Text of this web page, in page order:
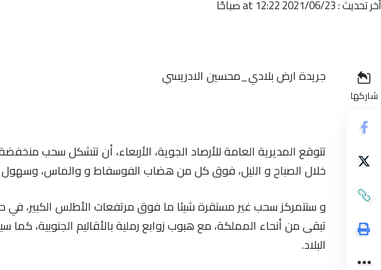
أخر تحديث : 2021/06/23 at 12:22 صباحًا
شاركها
جريدة ارض بلادي_محسين الادريسي
تتوقع المديرية العامة للأرصاد الجوية، الأربعاء، أن تتشكل سحب
خلال الصباح و الليل، فوق كل من هضاب الفوسفاط و والماس، وسهول
و ستتمركز سحب غير مستقرة شيئا ما فوق مرتفعات الأطلس الكبير،
تبقى من أنحاء المملكة، مع هبوب زوابع رملية بالأقاليم الجنوبية،
البلاد.